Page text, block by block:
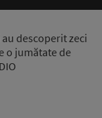
descoperit zeci
o jumătate de